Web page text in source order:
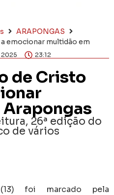
ARAPONGAS
emocionar multidão em
2025
23:12
de Cristo
26ª edição do
de vários
foi marcado pela